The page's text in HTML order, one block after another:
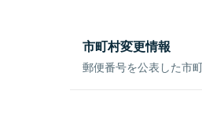
市町村変更情報
郵便番号を公表した市